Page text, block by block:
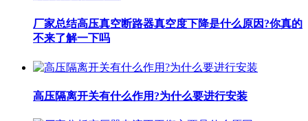
厂家总结高压真空断路器真空度下降是什么原因?你真的
不来了解一下吗
高压隔离开关有什么作用?为什么要进行安装